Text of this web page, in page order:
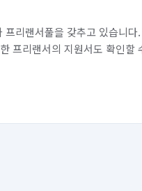
리랜서풀을 갖추고 있습니
프리랜서의 지원서도 확인할